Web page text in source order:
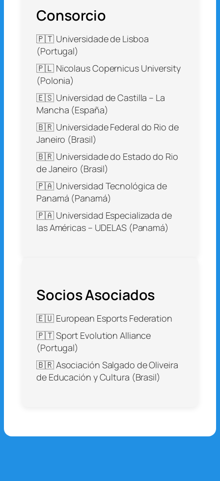
Consorcio
🇵🇹 Universidade de Lisboa
(Portugal)
🇵🇱 Nicolaus Copernicus University
(Polonia)
🇪🇸 Universidad de Castilla – La
Mancha (España)
🇧🇷 Universidade Federal do Rio de
Janeiro (Brasil)
🇧🇷 Universidade do Estado do Rio
de Janeiro (Brasil)
🇵🇦 Universidad Tecnológica de
Panamá (Panamá)
🇵🇦 Universidad Especializada de
las Américas – UDELAS (Panamá)
Socios Asociados
🇪🇺 European Esports Federation
🇵🇹 Sport Evolution Alliance
(Portugal)
🇧🇷 Asociación Salgado de Oliveira
de Educación y Cultura (Brasil)